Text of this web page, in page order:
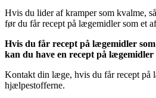
Hvis du lider af kramper som kvalme,
før du får recept på lægemidler som et
Hvis du får recept på lægemidler
kan du have en recept på
Kontakt din læge, hvis du får recept på
hjælpestofferne.